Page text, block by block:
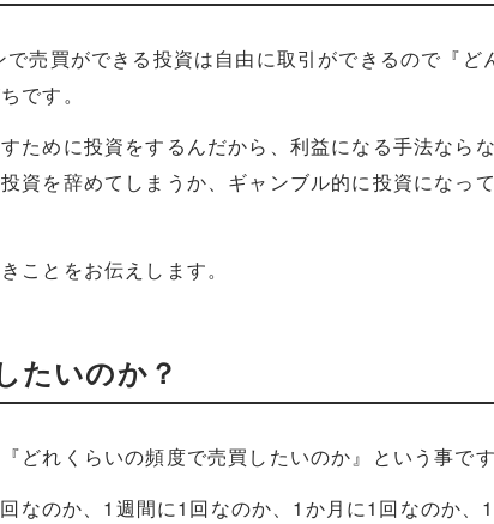
売買ができる投資は自由に取引ができるので『ど
です。
ために投資をするんだから、利益になる手法なら
資を辞めてしまうか、ギャンブル的に投資になっ
ことをお伝えします。
たいのか？
どれくらいの頻度で売買したいのか』という事です
なのか、1週間に1回なのか、1か月に1回なのか、